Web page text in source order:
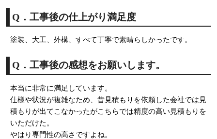
Q．工事後の仕上がり満足度
塗装、大工、外構、すべて丁寧で素晴らしかったです。
Q．工事後の感想をお願いします。
本当に非常に満足しています。
仕様や状況が複雑なため、昔見積もりを依頼した会社では見
積もりが出てこなかったがこちらでは精度の高い見積もりを
いただけた。
やはり専門性の高さですよね。